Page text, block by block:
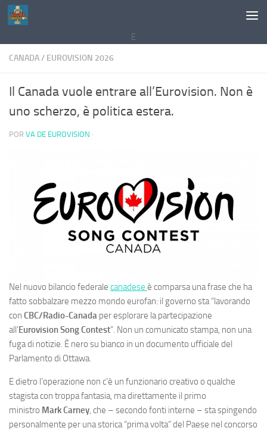
Saltar al contenido
E
CANADA/ EUROVISION 2026
Il Canada vuole entrare all’Eurovision. Non è
uno scherzo, è politica estera.
POR VA DE EUROVISION ·
Nel nuovo bilancio federale canadese è comparsa una frase che ha
fatto sobbalzare mezzo mondo eurofan: il governo sta “lavorando
con CBC/Radio-Canada per esplorare la partecipazione
all’Eurovision Song Contest”. Non un comunicato stampa, non una
fuga di notizie. È nero su bianco in un documento ufficiale del
Parlamento di Ottawa.
E dietro l’operazione non c’è un funzionario creativo o qualche
stagista con troppa fantasia, ma direttamente il primo
ministro Mark Carney, che – secondo fonti interne – sta spingendo
personalmente per una storica “prima volta” del Paese nel concorso